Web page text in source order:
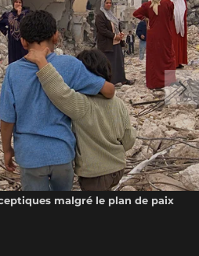
malgré le plan de paix